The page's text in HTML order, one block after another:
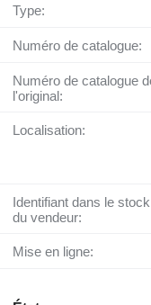
Type:
Numéro de catalogue:
Numéro de catalogue de
l'original:
Localisation:
Identifiant dans le stock
du vendeur:
Mise en ligne: